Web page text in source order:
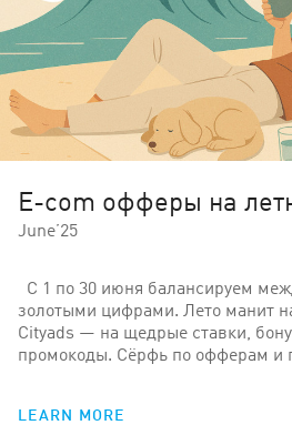
E-com офферы на
June’25
С 1 по 30 июня балансируем
золотыми цифрами. Лето манит
Cityads — на щедрые ставки,
промокоды. Сёрфь по офферам и
LEARN MORE